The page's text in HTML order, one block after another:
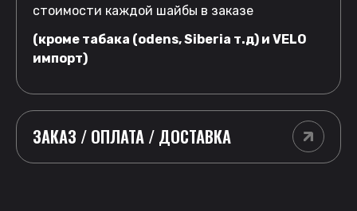
стоимости каждой шайбы в заказе
(кроме табака (odens, Siberia т.д) и VELO
импорт)
ЗАКАЗ / ОПЛАТА / ДОСТАВКА